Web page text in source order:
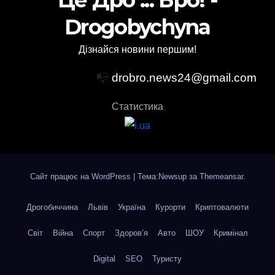
Drogobychyna
Дізнайся новини першим!
📭 drobro.news24@gmail.com
Статистика
Сайт працює на WordPress Тема:Newsup за Themeansar.
Дрогобиччина Львів Україна Курорти Криптовалюти
Світ Війна Спорт Здоров’я Авто ШОУ Кримінал
Digital SEO Туристу